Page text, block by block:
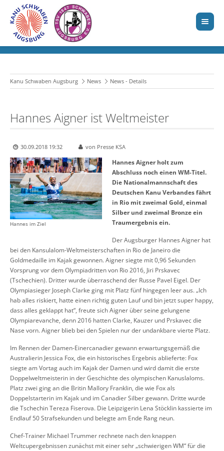
Kanu Schwaben Augsburg News News - Details
Hannes Aigner ist Weltmeister
30.09.2018 19:32 von Presse KSA
Hannes im Ziel
Hannes Aigner holt zum
Abschluss noch einen WM-Titel.
Die Nationalmannschaft des
Deutschen Kanu Verbandes fährt
in Rio mit zweimal Gold, einmal
Silber und zweimal Bronze ein
Traumergebnis ein.
Der Augsburger Hannes Aigner hat
bei den Kansulalom-Weltmeisterschaften in Rio de Janeiro die
Goldmedaille im Kajak gewonnen. Aigner siegte mit 0,96 Sekunden
Vorsprung vor dem Olympiadritten von Rio 2016, Jiri Prskavec
(Tschechien). Dritter wurde überraschend der Russe Pavel Eigel. Der
Olympiasieger Joseph Clarke ging mit Platz fünf hingegen leer aus. „Ich
hab alles riskiert, hatte einen richtig guten Lauf und bin jetzt super happy,
dass alles geklappt hat“, freute sich Aigner über seine gelungene
Olympiarevanche, denn 2016 hatten Clarke, Kauzer und Prskavec die
Nase vorn. Aigner blieb bei den Spielen nur der undankbare vierte Platz.
Im Rennen der Damen-Einercanadier gewann erwartungsgemäß die
Australierin Jessica Fox, die ein historisches Ergebnis ablieferte: Fox
siegte am Vortag auch im Kajak der Damen und wird damit die erste
Doppelweltmeisterin in der Geschichte des olympischen Kanuslaloms.
Platz zwei ging an die Britin Mallory Franklin, die wie Fox als
Doppelstarterin im Kajak und im Canadier Silber gewann. Dritte wurde
die Tschechin Tereza Fiserova. Die Leipzigerin Lena Stöcklin kassierte im
Endlauf 50 Strafsekunden und belegte am Ende Rang neun.
Chef-Trainer Michael Trummer rechnete nach den knappen
Weltcupergebnissen zunächst mit einer sehr „schwierigen WM“ für die